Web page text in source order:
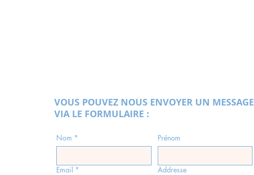
VOUS POUVEZ NOUS ENVOYER UN MESSAGE
VIA LE FORMULAIRE :
Nom * Prénom
Email * Addresse